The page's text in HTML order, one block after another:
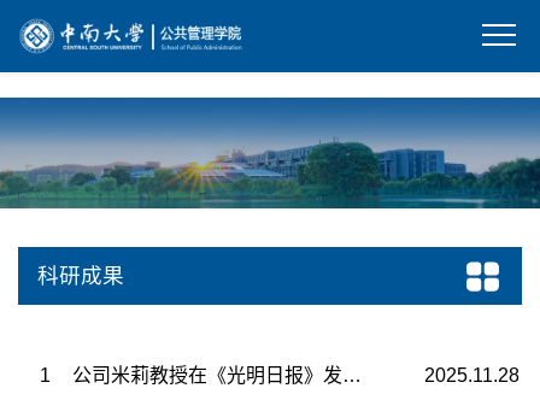
科研成果
1 公司米莉教授在《光明日报》发表理论文章 阐释数智时代社会科学研究范式创新与价值锚定 2025.11.28